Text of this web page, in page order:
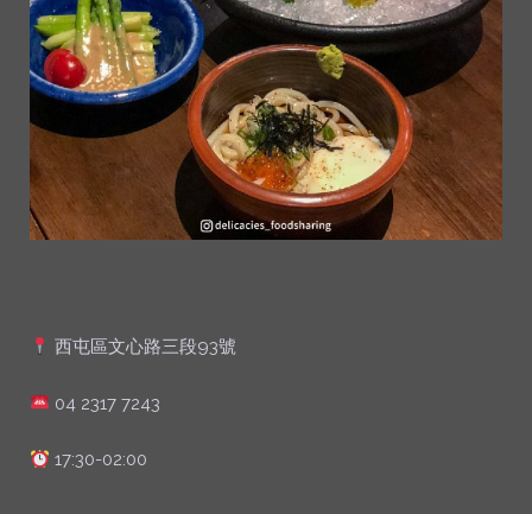
西屯區文心路三段93號
04 2317 7243
17:30-02:00